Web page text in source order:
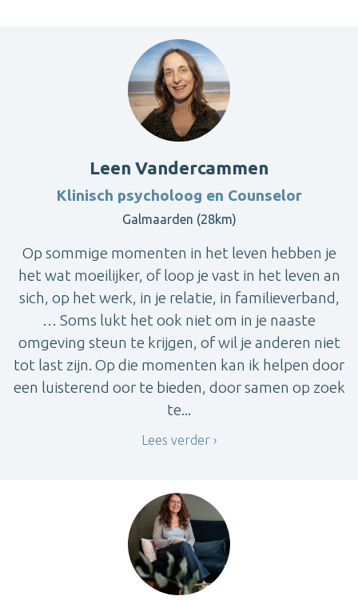
Leen Vandercammen
Klinisch psycholoog en Counselor
Galmaarden (28km)
Op sommige momenten in het leven hebben je
het wat moeilijker, of loop je vast in het leven an
sich, op het werk, in je relatie, in familieverband,
… Soms lukt het ook niet om in je naaste
omgeving steun te krijgen, of wil je anderen niet
tot last zijn. Op die momenten kan ik helpen door
een luisterend oor te bieden, door samen op zoek
te...
Lees verder